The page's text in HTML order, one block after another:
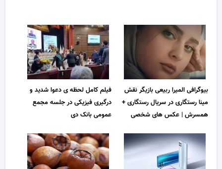
بیوگرافی المیرا ربیعی بازیگر نقش
مینا رستگاری در سریال رستگاری +
همسرش | عکس های شخصی
فیلم کامل لحظه ی دعوا شدید و
درگیری فیزیکی در جلسه مجمع
عمومی بانک دی